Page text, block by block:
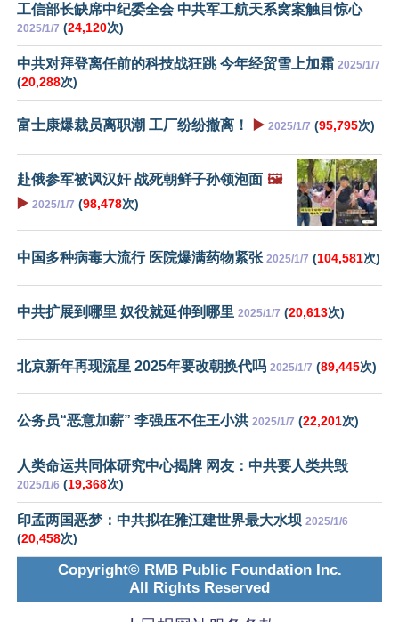
工信部长缺席中纪委全会 中共军工航天系窝案触目惊心
2025/1/7 (24,120次)
中共对拜登离任前的科技战狂跳 今年经贸雪上加霜 2025/1/7
(20,288次)
富士康爆裁员离职潮 工厂纷纷撤离！ ▶️ 2025/1/7 (95,795次)
赴俄参军被讽汉奸 战死朝鲜子孙领泡面 🖼️
▶️ 2025/1/7 (98,478次)
中国多种病毒大流行 医院爆满药物紧张 2025/1/7 (104,581次)
中共扩展到哪里 奴役就延伸到哪里 2025/1/7 (20,613次)
北京新年再现流星 2025年要改朝换代吗 2025/1/7 (89,445次)
公务员“恶意加薪” 李强压不住王小洪 2025/1/7 (22,201次)
人类命运共同体研究中心揭牌 网友：中共要人类共毁
2025/1/6 (19,368次)
印孟两国恶梦：中共拟在雅江建世界最大水坝 2025/1/6
(20,458次)
Copyright© RMB Public Foundation Inc.
All Rights Reserved